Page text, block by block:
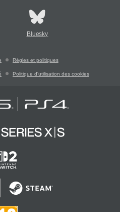
Bluesky
Règles et politiques
Politique d'utilisation des cookies